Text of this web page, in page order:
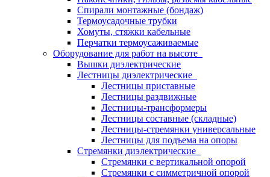
Спирали монтажные (бондаж)
Термоусадочные трубки
Хомуты, стяжки кабельные
Перчатки термоусаживаемые
Оборудование для работ на высоте
Вышки диэлектрические
Лестницы диэлектрические
Лестницы приставные
Лестницы раздвижные
Лестницы-трансформеры
Лестницы составные (складные)
Лестницы-стремянки универсальные
Лестницы для подъема на опоры
Стремянки диэлектрические
Стремянки с вертикальной опорой
Стремянки с симметричной опорой